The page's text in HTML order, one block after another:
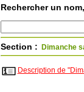
Rechercher un
Section : Dimanche
Description de